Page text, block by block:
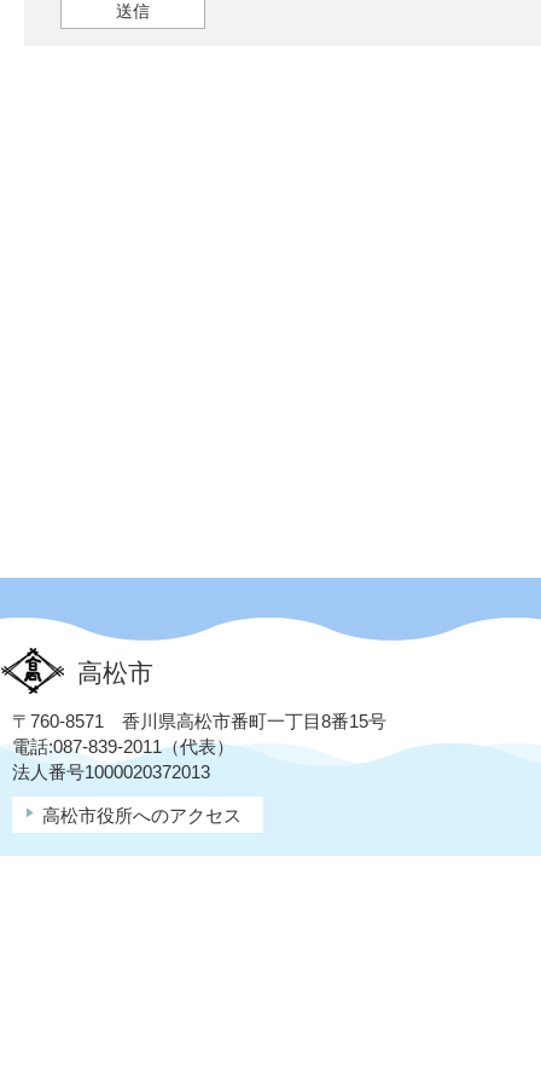
高松市
〒760-8571 香川県高松市番町一丁目8番15号
電話:087-839-2011（代表）
法人番号1000020372013
高松市役所へのアクセス